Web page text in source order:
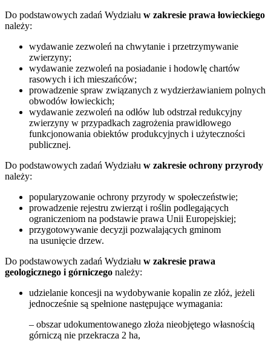
Do podstawowych zadań Wydziału w zakresie prawa łowieckiego
należy:
wydawanie zezwoleń na chwytanie i przetrzymywanie
zwierzyny;
wydawanie zezwoleń na posiadanie i hodowlę chartów
rasowych i ich mieszańców;
prowadzenie spraw związanych z wydzierżawianiem polnych
obwodów łowieckich;
wydawanie zezwoleń na odłów lub odstrzał redukcyjny
zwierzyny w przypadkach zagrożenia prawidłowego
funkcjonowania obiektów produkcyjnych i użyteczności
publicznej.
Do podstawowych zadań Wydziału w zakresie ochrony przyrody
należy:
popularyzowanie ochrony przyrody w społeczeństwie;
prowadzenie rejestru zwierząt i roślin podlegających
ograniczeniom na podstawie prawa Unii Europejskiej;
przygotowywanie decyzji pozwalających gminom
na usunięcie drzew.
Do podstawowych zadań Wydziału w zakresie prawa
geologicznego i górniczego należy:
udzielanie koncesji na wydobywanie kopalin ze złóż, jeżeli
jednocześnie są spełnione następujące wymagania:
– obszar udokumentowanego złoża nieobjętego własnością
górniczą nie przekracza 2 ha,